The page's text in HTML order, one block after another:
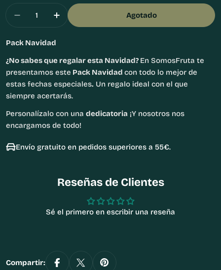
Disminuir Cantidad Para Cesta De Navidad Lote
Aumentar Cantidad Para Cesta De
Agotado
Pack Navidad
¿No sabes que regalar esta Navidad? En SomosFruta te
presentamos este Pack Navidad con todo lo mejor de
estas fechas especiales. Un regalo ideal con el que
siempre acertarás.
Personalízalo con una dedicatoria ¡Y nosotros nos
encargamos de todo!
Envío gratuito en pedidos superiores a 55€.
Reseñas de Clientes
Sé el primero en escribir una reseña
Compartir: